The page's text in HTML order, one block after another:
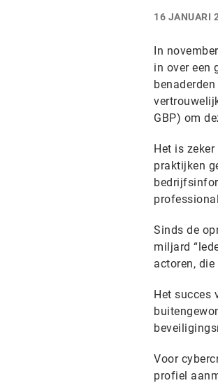
16 JANUARI
In
in over een
GBP) om
Het is
praktijken
Sinds de
miljard
actoren,
Het succes
Voor
profiel